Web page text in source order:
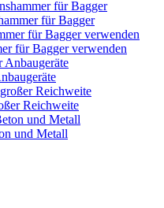
für Bagger
für Bagger verwenden
Reichweite
und Metall